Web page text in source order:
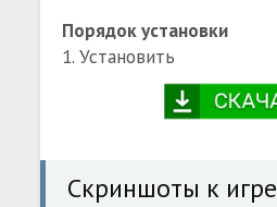
Порядок установки
1. Установить
Скриншоты к игре